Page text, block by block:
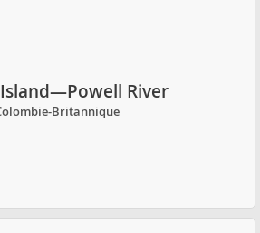
River
Britannique